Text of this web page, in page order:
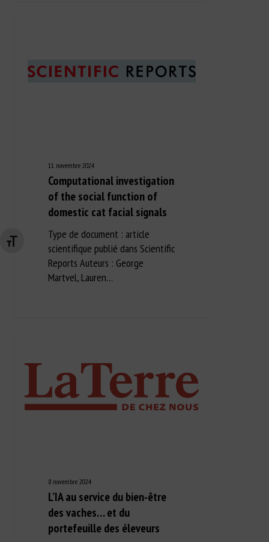
Changer la taille de la police
11 novembre 2024
Computational investigation
of the social function of
domestic cat facial signals
Type de document : article
scientifique publié dans Scientific
Reports Auteurs : George
Martvel, Lauren…
8 novembre 2024
L’IA au service du bien-être
des vaches… et du
portefeuille des éleveurs